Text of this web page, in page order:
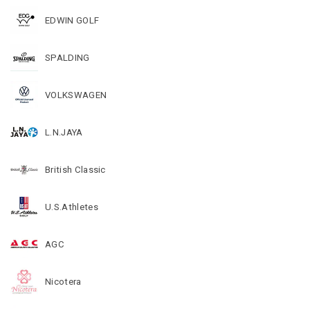
EDWIN GOLF
SPALDING
VOLKSWAGEN
L.N.JAYA
British Classic
U.S.Athletes
AGC
Nicotera